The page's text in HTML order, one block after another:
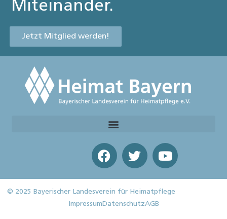
Miteinander.
Jetzt Mitglied werden!
© 2025 Bayerischer Landesverein für Heimatpflege
ImpressumDatenschutzAGB